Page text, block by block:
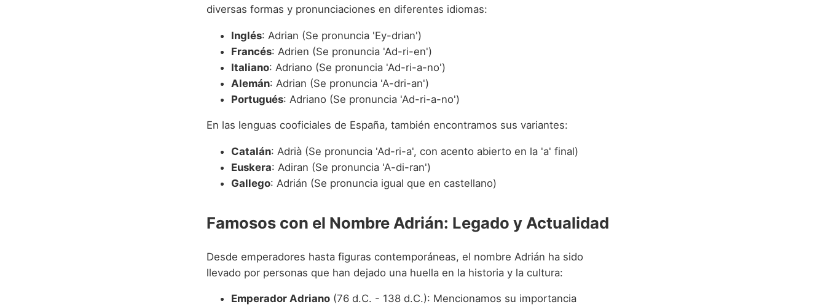
diversas formas y pronunciaciones en diferentes idiomas:
Inglés: Adrian (Se pronuncia 'Ey-drian')
Francés: Adrien (Se pronuncia 'Ad-ri-en')
Italiano: Adriano (Se pronuncia 'Ad-ri-a-no')
Alemán: Adrian (Se pronuncia 'A-dri-an')
Portugués: Adriano (Se pronuncia 'Ad-ri-a-no')
En las lenguas cooficiales de España, también encontramos sus variantes:
Catalán: Adrià (Se pronuncia 'Ad-ri-a', con acento abierto en la 'a' final)
Euskera: Adiran (Se pronuncia 'A-di-ran')
Gallego: Adrián (Se pronuncia igual que en castellano)
Famosos con el Nombre Adrián: Legado y Actualidad
Desde emperadores hasta figuras contemporáneas, el nombre Adrián ha sido
llevado por personas que han dejado una huella en la historia y la cultura:
Emperador Adriano (76 d.C. - 138 d.C.): Mencionamos su importancia